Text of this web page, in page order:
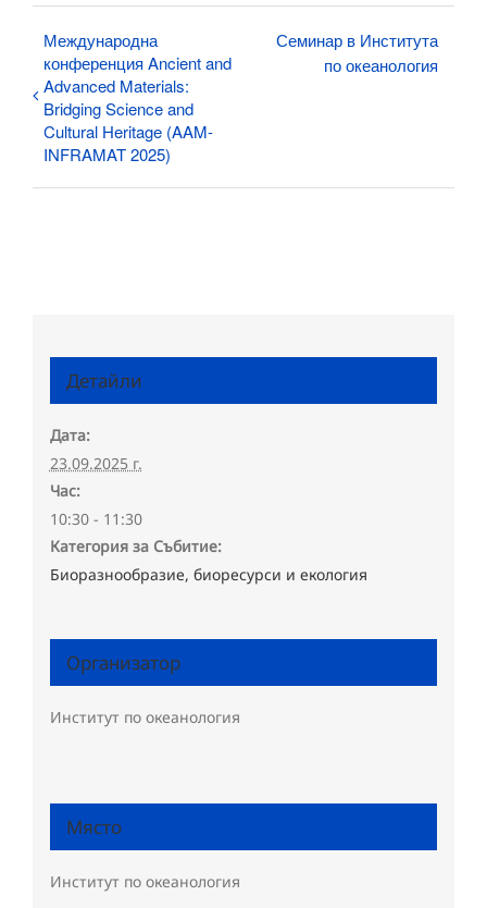
Международна
конференция Ancient and
Advanced Materials:
Bridging Science and
Cultural Heritage (AAM-
INFRAMAT 2025)
Семинар в Института
по океанология
Детайли
Дата:
23.09.2025 г.
Час:
10:30 - 11:30
Категория за Събитие:
Биоразнообразие, биоресурси и екология
Организатор
Институт по океанология
Място
Институт по океанология